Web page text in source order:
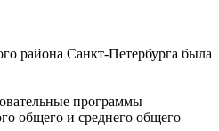
района Санкт-Петербурга была
программы
общего и среднего общего